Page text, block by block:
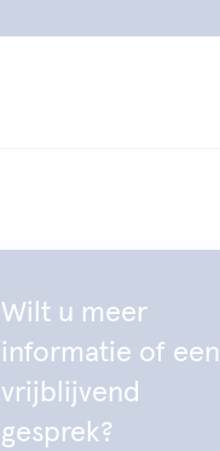
Wilt u meer
informatie of een
vrijblijvend
gesprek?